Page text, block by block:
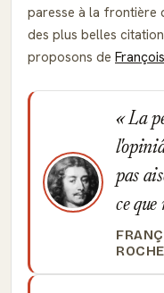
paresse à la frontière
des plus belles
proposons de
La
pas
ce que